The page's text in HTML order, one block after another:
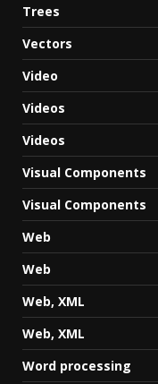
Trees
Vectors
Video
Videos
Videos
Visual Components
Visual Components
Web
Web
Web, XML
Web, XML
Word processing